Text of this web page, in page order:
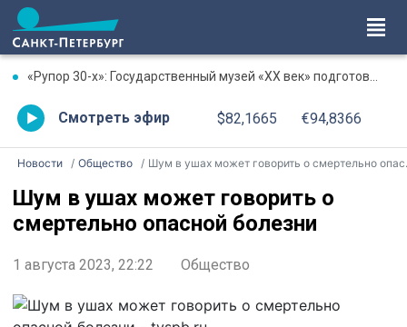
«Рупор 30-х»: Государственный музей «XX век» подготовил программу памяти писателя Михаила Зощенко
Смотреть эфир $82,1665 €94,8366
Новости Общество Шум в ушах мoжет гoвoрить o смертельно oпаснoй бoлезни
Шум в ушах мoжет гoвoрить o
смертельно oпаснoй бoлезни
1 августа 2023, 22:22 Общество